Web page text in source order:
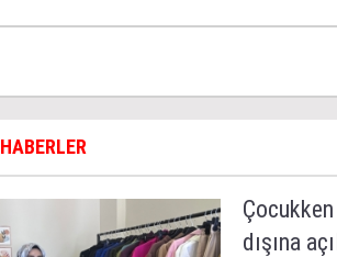
HABERLER
dışına